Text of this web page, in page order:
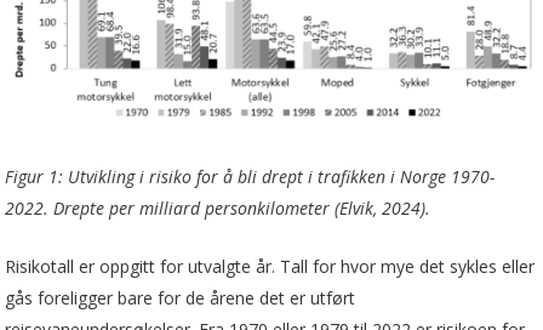
Figur 1: Utvikling i risiko for å bli drept i trafikken i Norge 1970-
2022. Drepte per milliard personkilometer (Elvik, 2024).
Risikotall er oppgitt for utvalgte år. Tall for hvor mye det sykles eller
gås foreligger bare for de årene det er utført